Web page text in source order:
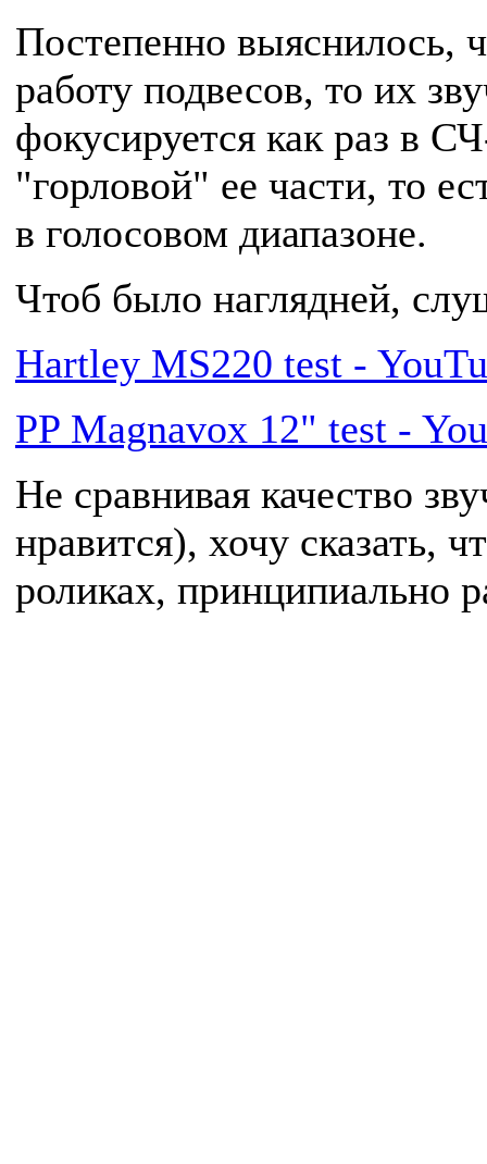
Постепенно выяснилось,
работу подвесов, то их
фокусируется как раз в
"горловой" ее части, то
в голосовом диапазоне.
Чтоб было наглядней,
Hartley MS220 test -
PP Magnavox 12" test -
Не сравнивая качество
нравится), хочу сказать,
роликах, принципиально